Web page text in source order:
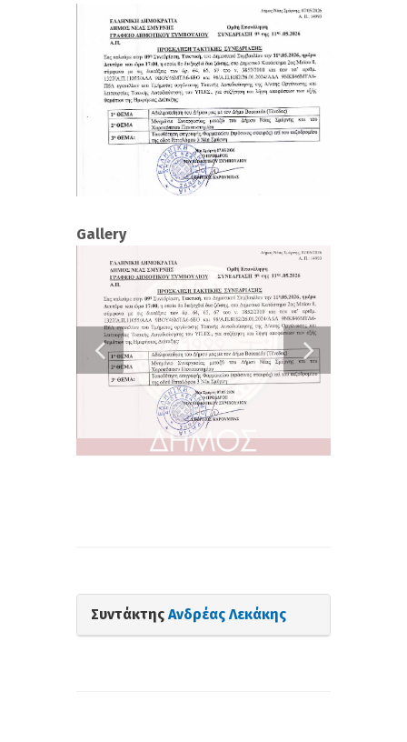
Gallery
ΣυντάκτηςΑνδρέας Λεκάκης